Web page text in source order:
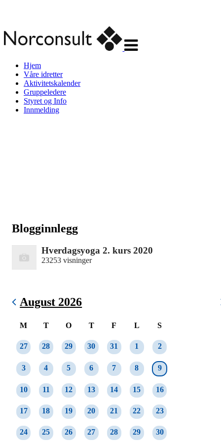
navigasjon
Hjem
Våre idretter
Aktivitetskalender
Gruppeledere
Styret og Info
Innmelding
Blogginnlegg
Hverdagsyoga 2. kurs 2020
23253 visninger
August 2026
M T O T F L S
27 28 29 30 31 1 2
3 4 5 6 7 8 9
10 11 12 13 14 15 16
17 18 19 20 21 22 23
24 25 26 27 28 29 30